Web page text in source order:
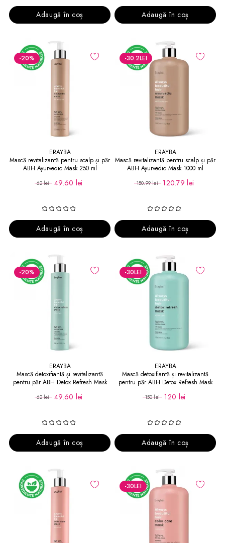
Adaugă în coș
Adaugă în coș
-20%
ERAYBA
Mască revitalizantă pentru scalp și păr
ABH Ayurvedic Mask 250 ml
62 lei 49.60 lei
Adaugă în coș
-30.2LEI
ERAYBA
Mască revitalizantă pentru scalp și păr
ABH Ayurvedic Mask 1000 ml
150.99 lei 120.79 lei
Adaugă în coș
-20%
ERAYBA
Mască detoxifiantă și revitalizantă
pentru păr ABH Detox Refresh Mask
62 lei 49.60 lei
Adaugă în coș
-30LEI
ERAYBA
Mască detoxifiantă și revitalizantă
pentru păr ABH Detox Refresh Mask
150 lei 120 lei
Adaugă în coș
-30LEI